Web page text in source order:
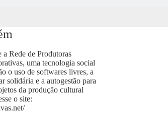
a Rede de Produtoras
uma tecnologia social
o uso de softwares livres, a
solidária e a autogestão para
da produção cultural
o site: